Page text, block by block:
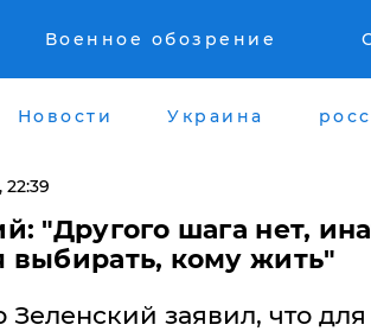
Военное обозрение
Новости Украина
22:39
"Другого шага нет,
выбирать, кому жить"
заявил, что